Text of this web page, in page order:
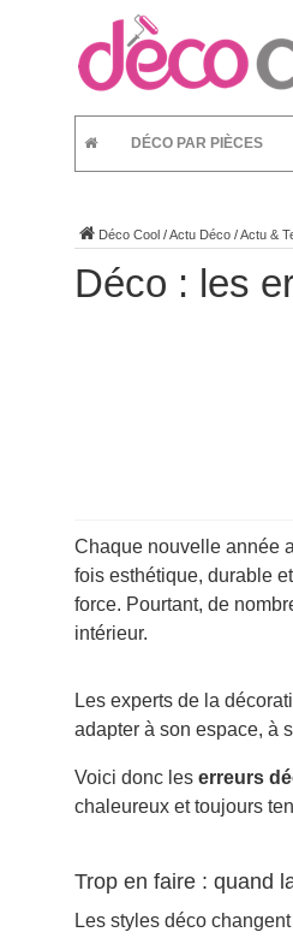
DÉCO PAR PIÈCES
Déco Cool /Actu Déco /Actu &
Déco : les
Chaque nouvelle année
fois esthétique, durable
force. Pourtant, de
intérieur.
Les experts de la
adapter à son espace, à
Voici donc les erreurs
chaleureux et toujours
Trop en faire : quand
Les styles déco